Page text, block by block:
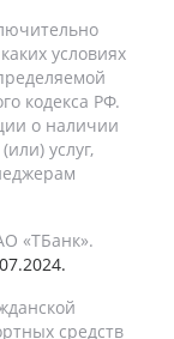
условиях
кодекса РФ.
о наличии
услуг,
«ТБанк».
средств